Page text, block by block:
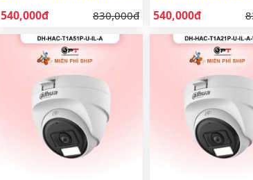
T-VN 2MP - đèn trợ sáng
Giá bán:
540,000đ Giá gốc:
830,000đ
T 2MP - đèn trợ
Giá bán:
540,000đ